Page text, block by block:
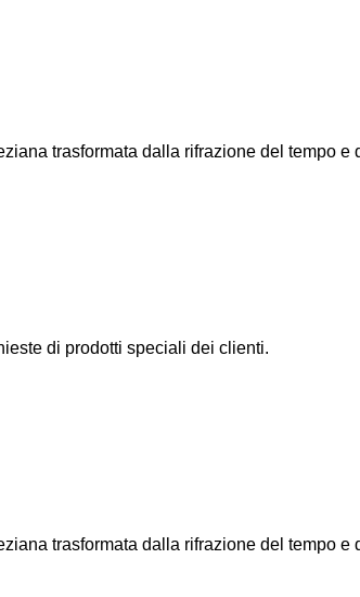
trasformata dalla rifrazione del tempo e
di prodotti speciali dei clienti.
trasformata dalla rifrazione del tempo e